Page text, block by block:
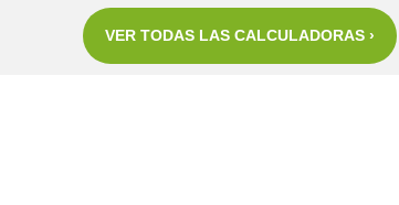
VER TODAS LAS CALCULADORAS ›